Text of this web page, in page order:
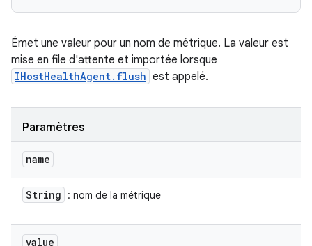
Émet une valeur pour un nom de métrique. La valeur est
mise en file d'attente et importée lorsque
IHostHealthAgent.flush est appelé.
Paramètres
name
String : nom de la métrique
value